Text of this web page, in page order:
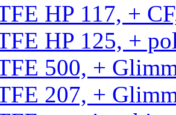
HP 117, +
HP 125, +
500, +
207, +